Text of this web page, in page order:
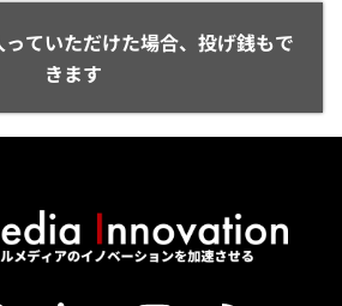
ていただけた場合、投げ銭もで
きます